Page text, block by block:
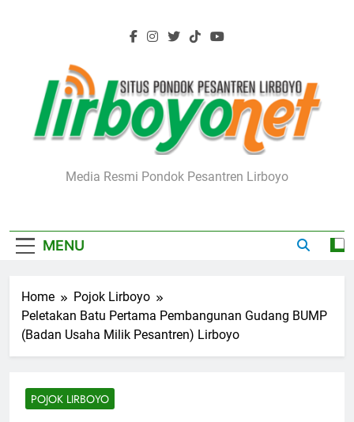
Lirboyo.net
Media Resmi Pondok Pesantren Lirboyo
MENU
Home
Pojok Lirboyo
Peletakan Batu Pertama Pembangunan Gudang BUMP
(Badan Usaha Milik Pesantren) Lirboyo
POJOK LIRBOYO